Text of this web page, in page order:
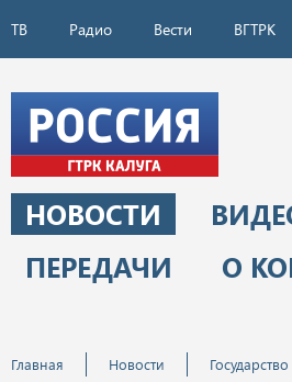
ТВ Радио Вести ВГТРК
НОВОСТИ
ПЕРЕДАЧИ
О
Главная Новости
Государство